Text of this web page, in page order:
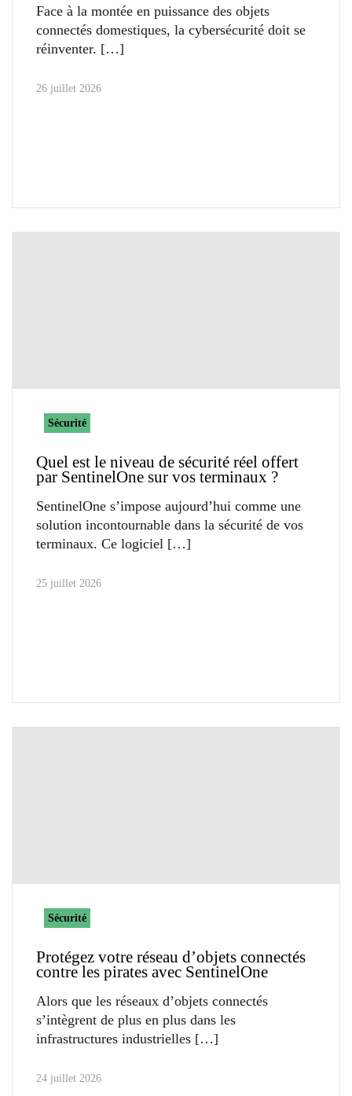
Face à la montée en puissance des objets
connectés domestiques, la cybersécurité doit se
réinventer.
26 juillet 2026
Sécurité
Quel est le niveau de sécurité réel offert
par SentinelOne sur vos terminaux ?
SentinelOne s’impose aujourd’hui comme une
solution incontournable dans la sécurité de vos
terminaux. Ce logiciel
25 juillet 2026
Sécurité
Protégez votre réseau d’objets connectés
contre les pirates avec SentinelOne
Alors que les réseaux d’objets connectés
s’intègrent de plus en plus dans les
infrastructures industrielles
24 juillet 2026